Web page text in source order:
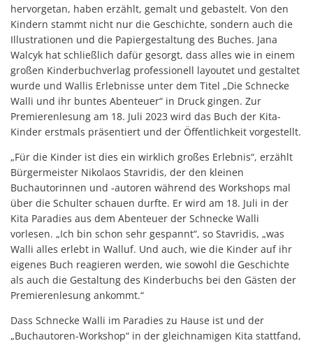
hervorgetan, haben erzählt, gemalt und gebastelt. Von den
Kindern stammt nicht nur die Geschichte, sondern auch die
Illustrationen und die Papiergestaltung des Buches. Jana
Walcyk hat schließlich dafür gesorgt, dass alles wie in einem
großen Kinderbuchverlag professionell layoutet und gestaltet
wurde und Wallis Erlebnisse unter dem Titel „Die Schnecke
Walli und ihr buntes Abenteuer“ in Druck gingen. Zur
Premierenlesung am 18. Juli 2023 wird das Buch der Kita-
Kinder erstmals präsentiert und der Öffentlichkeit vorgestellt.
„Für die Kinder ist dies ein wirklich großes Erlebnis“, erzählt
Bürgermeister Nikolaos Stavridis, der den kleinen
Buchautorinnen und -autoren während des Workshops mal
über die Schulter schauen durfte. Er wird am 18. Juli in der
Kita Paradies aus dem Abenteuer der Schnecke Walli
vorlesen. „Ich bin schon sehr gespannt“, so Stavridis, „was
Walli alles erlebt in Walluf. Und auch, wie die Kinder auf ihr
eigenes Buch reagieren werden, wie sowohl die Geschichte
als auch die Gestaltung des Kinderbuchs bei den Gästen der
Premierenlesung ankommt.“
Dass Schnecke Walli im Paradies zu Hause ist und der
„Buchautoren-Workshop“ in der gleichnamigen Kita stattfand,